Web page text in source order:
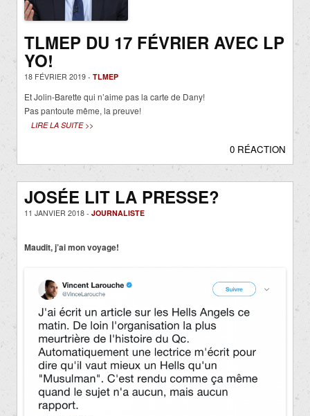
TLMEP DU 17 FÉVRIER AVEC LP
YO!
18 FÉVRIER 2019 - TLMEP
Et Jolin-Barette qui n’aime pas la carte de Dany!
Pas pantoute même, la preuve!
LIRE LA SUITE >>
0 RÉACTION
JOSÉE LIT LA PRESSE?
11 JANVIER 2018 - JOURNALISTE
Maudit, j’ai mon voyage!